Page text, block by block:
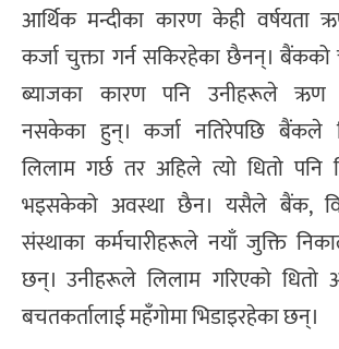
आर्थिक मन्दीका कारण केही वर्षयता
कर्जा चुक्ता गर्न सकिरहेका छैनन्। बैंकको
ब्याजका कारण पनि उनीहरूले ऋण
नसकेका हुन्। कर्जा नतिरेपछि बैंकले
लिलाम गर्छ तर अहिले त्यो धितो पनि
भइसकेको अवस्था छैन। यसैले बैंक,
संस्थाका कर्मचारीहरूले नयाँ जुक्ति
छन्। उनीहरूले लिलाम गरिएको धितो
बचतकर्तालाई महँगोमा भिडाइरहेका छन्।